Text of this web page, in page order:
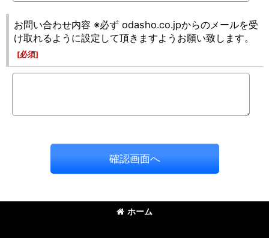
お問い合わせ内容 ※必ず odasho.co.jpからのメールを受
け取れるように設定して頂きますようお願い致します。
[必須]
確認画面へ
ホーム